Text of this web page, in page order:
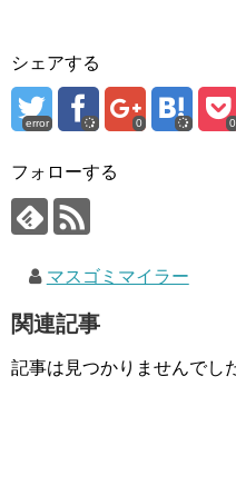
シェアする
error 0 0
フォローする
マスゴミマイラー
関連記事
記事は見つかりませんでし